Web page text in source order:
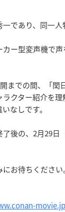
であり、同一人
ー型変声機で声
までの間、「閏
クター紹介を
なしです。
後の、2月29日
お待ちください